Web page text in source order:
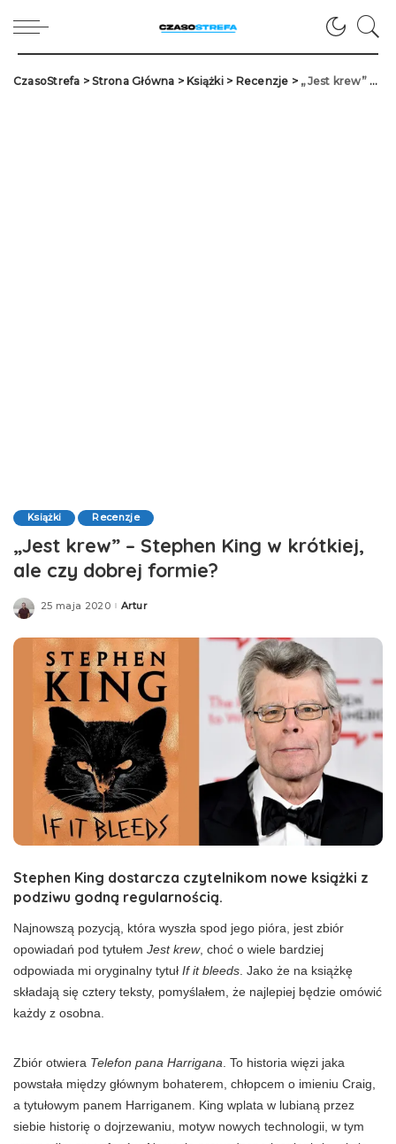
CzasoStrefa >Strona Główna > Książki> Recenzje > „Jest krew” – Stephen King w krótkiej, ale czy dobrej formie?
Książki Recenzje
„Jest krew” – Stephen King w krótkiej,
ale czy dobrej formie?
25 maja 2020Posted
Artur
Stephen King dostarcza czytelnikom nowe książki z
podziwu godną regularnością.
Najnowszą pozycją, która wyszła spod jego pióra, jest zbiór
opowiadań pod tytułem Jest krew, choć o wiele bardziej
odpowiada mi oryginalny tytuł If it bleeds . Jako że na książkę
składają się cztery teksty, pomyślałem, że najlepiej będzie omówić
każdy z osobna.
Zbiór otwiera Telefon pana Harrigana . To historia więzi jaka
powstała między głównym bohaterem, chłopcem o imieniu Craig,
a tytułowym panem Harriganem. King wplata w lubianą przez
siebie historię o dojrzewaniu, motyw nowych technologii, w tym